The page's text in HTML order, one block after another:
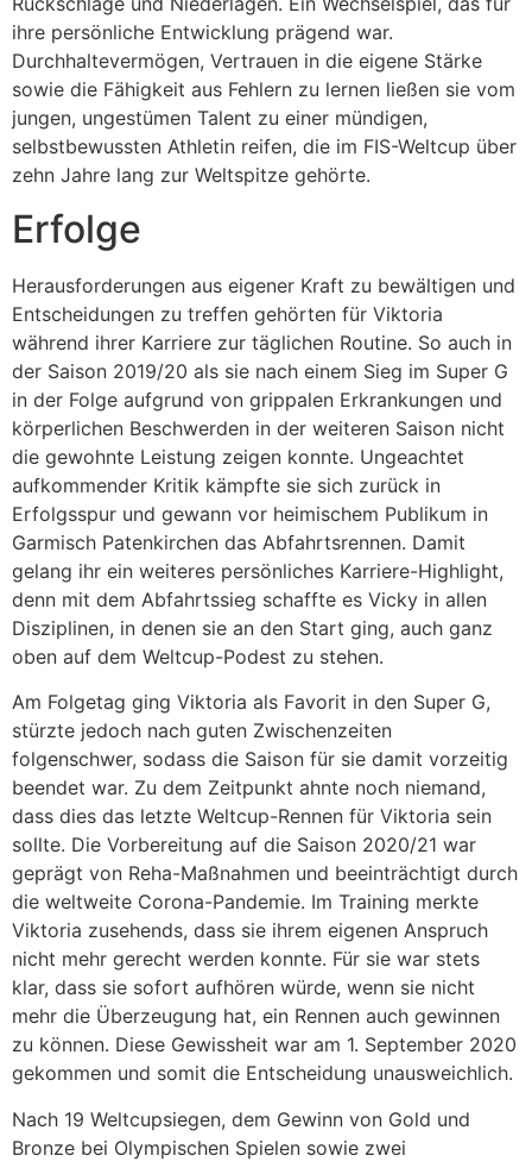
ihre persönliche Entwicklung prägend war.
Durchhaltevermögen, Vertrauen in die eigene Stärke
sowie die Fähigkeit aus Fehlern zu lernen ließen sie vom
jungen, ungestümen Talent zu einer mündigen,
selbstbewussten Athletin reifen, die im FIS-Weltcup über
zehn Jahre lang zur Weltspitze gehörte.
Erfolge
Herausforderungen aus eigener Kraft zu bewältigen und
Entscheidungen zu treffen gehörten für Viktoria
während ihrer Karriere zur täglichen Routine. So auch in
der Saison 2019/20 als sie nach einem Sieg im Super G
in der Folge aufgrund von grippalen Erkrankungen und
körperlichen Beschwerden in der weiteren Saison nicht
die gewohnte Leistung zeigen konnte. Ungeachtet
aufkommender Kritik kämpfte sie sich zurück in
Erfolgsspur und gewann vor heimischem Publikum in
Garmisch Patenkirchen das Abfahrtsrennen. Damit
gelang ihr ein weiteres persönliches Karriere-Highlight,
denn mit dem Abfahrtssieg schaffte es Vicky in allen
Disziplinen, in denen sie an den Start ging, auch ganz
oben auf dem Weltcup-Podest zu stehen.
Am Folgetag ging Viktoria als Favorit in den Super G,
stürzte jedoch nach guten Zwischenzeiten
folgenschwer, sodass die Saison für sie damit vorzeitig
beendet war. Zu dem Zeitpunkt ahnte noch niemand,
dass dies das letzte Weltcup-Rennen für Viktoria sein
sollte. Die Vorbereitung auf die Saison 2020/21 war
geprägt von Reha-Maßnahmen und beeinträchtigt durch
die weltweite Corona-Pandemie. Im Training merkte
Viktoria zusehends, dass sie ihrem eigenen Anspruch
nicht mehr gerecht werden konnte. Für sie war stets
klar, dass sie sofort aufhören würde, wenn sie nicht
mehr die Überzeugung hat, ein Rennen auch gewinnen
zu können. Diese Gewissheit war am 1. September 2020
gekommen und somit die Entscheidung unausweichlich.
Nach 19 Weltcupsiegen, dem Gewinn von Gold und
Bronze bei Olympischen Spielen sowie zwei